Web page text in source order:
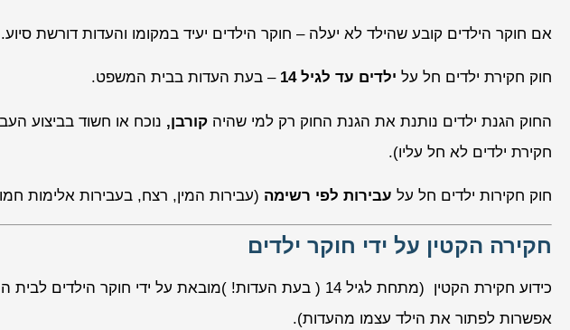
אם חוקר הילדים קובע שהילד לא יעלה – חוקר הילדים יעיד במקומו והעדות דורשת
חוק חקירת ילדים חל על ילדים עד לגיל 14 – בעת העדות בבית המשפט.
החוק הגנת ילדים נותנת את הגנת החוק רק למי שהיה קורבן, נוכח או חשוד בביצוע
חקירת ילדים לא חל עליו).
חוק חקירות ילדים חל על עבירות לפי רשימה (עבירות המין, רצח, בעבירות אלימות
חקירה הקטין על ידי חוקר ילדים
כידוע חקירת הקטין (מתחת לגיל 14 ( בעת העדות! )מובאת על ידי
אפשרות לפתור את הילד עצמו מהעדות).